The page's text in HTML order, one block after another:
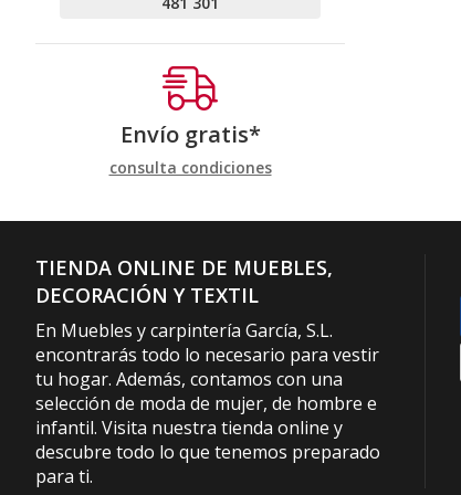
Envío gratis*
consulta condiciones
TIENDA ONLINE DE MUEBLES,
DECORACIÓN Y TEXTIL
En Muebles y carpintería García, S.L.
encontrarás todo lo necesario para vestir
tu hogar. Además, contamos con una
selección de moda de mujer, de hombre e
infantil. Visita nuestra tienda online y
descubre todo lo que tenemos preparado
para ti.